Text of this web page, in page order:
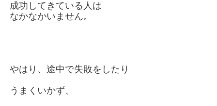
成功してきている人は
なかなかいません。
やはり、途中で失敗をしたり
うまくいかず、